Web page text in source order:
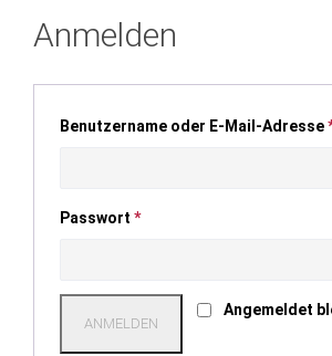
Anmelden
Benutzername oder E-Mail-Adresse
Passwort *
Angemeldet
ANMELDEN